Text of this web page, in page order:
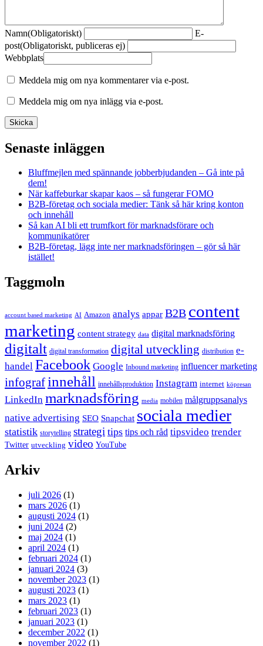
Namn(Obligatoriskt)
E-
post(Obligatoriskt, publiceras ej)
Webbplats
Meddela mig om nya kommentarer via e-post.
Meddela mig om nya inlägg via e-post.
Senaste inläggen
Bluffmejlen med spännande jobberbjudanden – Gå inte på
dem!
När kaffeburkar skapar kaos – så fungerar FOMO
B2B-företag och sociala medier: Tänk så här kring konton
och innehåll
Så kan AI bli ett trumfkort för marknadsförare och
kommunikatörer
B2B-företag, lägg inte ner marknadsföringen – gör så här
istället!
Taggmoln
account based marketing AI Amazon analys appar B2B content
marketing content strategy data digital marknadsföring
digitalt digital transformation digital utveckling distribution e-
handel Facebook Google Inbound marketing influencer marketing
infograf innehåll innehållsproduktion Instagram internet köpresan
LinkedIn marknadsföring media mobilen målgruppsanalys
native advertising SEO Snapchat sociala medier
statistik storytelling strategi tips tips och råd tipsvideo trender
Twitter utveckling video YouTube
Arkiv
juli 2026 (1)
mars 2026 (1)
augusti 2024 (1)
juni 2024 (2)
maj 2024 (1)
april 2024 (1)
februari 2024 (1)
januari 2024 (3)
november 2023 (1)
augusti 2023 (1)
mars 2023 (1)
februari 2023 (1)
januari 2023 (1)
december 2022 (1)
november 2022 (1)